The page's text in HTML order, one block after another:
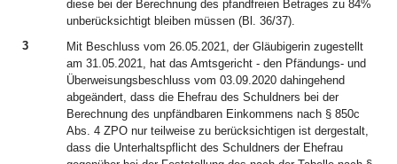
diese bei der Berechnung des pfandfreien Betrages zu 84%
unberücksichtigt bleiben müssen (Bl. 36/37).
3
Mit Beschluss vom 26.05.2021, der Gläubigerin zugestellt
am 31.05.2021, hat das Amtsgericht - den Pfändungs- und
Überweisungsbeschluss vom 03.09.2020 dahingehend
abgeändert, dass die Ehefrau des Schuldners bei der
Berechnung des unpfändbaren Einkommens nach § 850c
Abs. 4 ZPO nur teilweise zu berücksichtigen ist dergestalt,
dass die Unterhaltspflicht des Schuldners der Ehefrau